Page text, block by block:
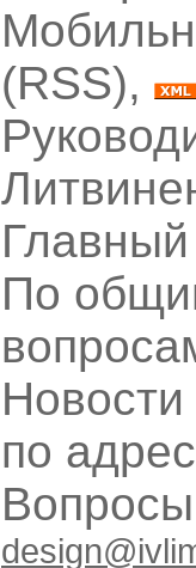
(RSS),
По
по